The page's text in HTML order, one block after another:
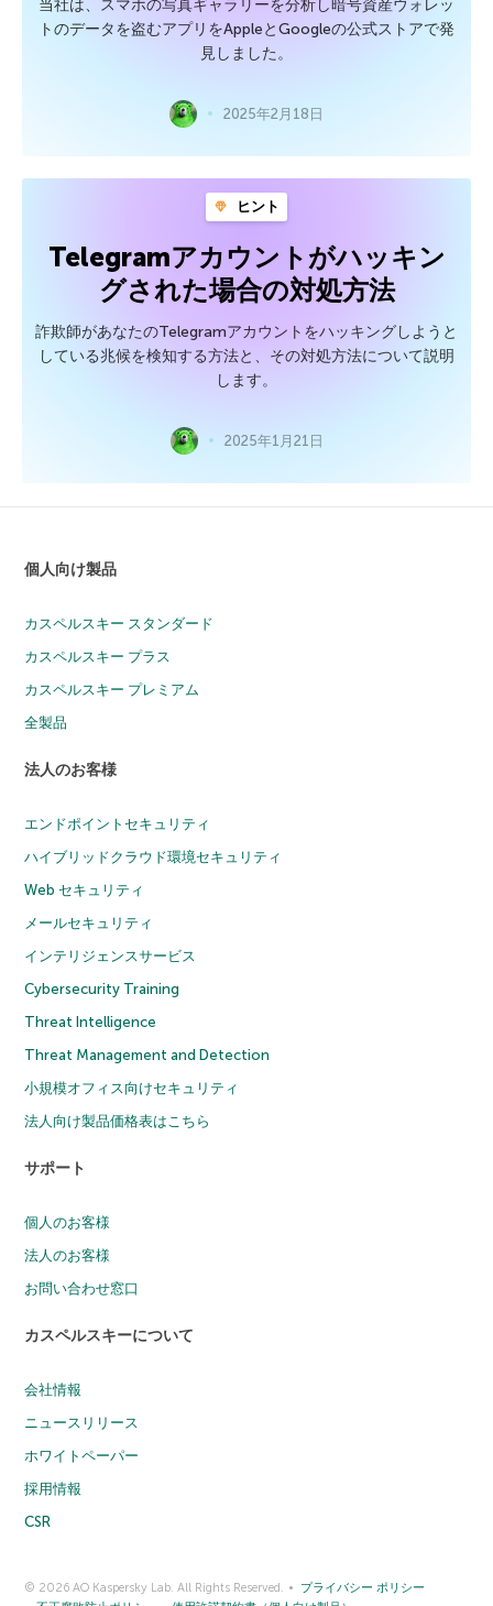
当社は、スマホの写真ギャラリーを分析し暗号資産ウォレッ
トのデータを盗むアプリをAppleとGoogleの公式ストアで発
見しました。
2025年2月18日
ヒント
Telegramアカウントがハッキン
グされた場合の対処方法
詐欺師があなたのTelegramアカウントをハッキングしようと
している兆候を検知する方法と、その対処方法について説明
します。
2025年1月21日
個人向け製品
カスペルスキー スタンダード
カスペルスキー プラス
カスペルスキー プレミアム
全製品
法人のお客様
エンドポイントセキュリティ
ハイブリッドクラウド環境セキュリティ
Web セキュリティ
メールセキュリティ
インテリジェンスサービス
Cybersecurity Training
Threat Intelligence
Threat Management and Detection
小規模オフィス向けセキュリティ
法人向け製品価格表はこちら
サポート
個人のお客様
法人のお客様
お問い合わせ窓口
カスペルスキーについて
会社情報
ニュースリリース
ホワイトペーパー
採用情報
CSR
© 2026 AO Kaspersky Lab. All Rights Reserved.
プライバシー ポリシー